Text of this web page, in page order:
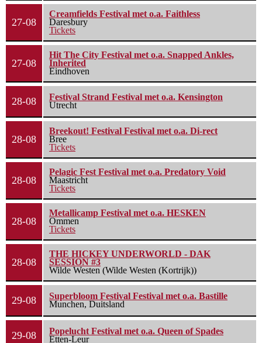
27-08
Creamfields Festival met o.a. Faithless
Daresbury
Tickets
27-08
Hit The City Festival met o.a. Snapped Ankles,
Inherited
Eindhoven
28-08
Festival Strand Festival met o.a. Kensington
Utrecht
28-08
Breekout! Festival Festival met o.a. Di-rect
Bree
Tickets
28-08
Pelagic Fest Festival met o.a. Predatory Void
Maastricht
Tickets
28-08
Metallicamp Festival met o.a. HESKEN
Ommen
Tickets
28-08
THE HICKEY UNDERWORLD - DAK
SESSION #3
Wilde Westen (Wilde Westen (Kortrijk))
29-08
Superbloom Festival Festival met o.a. Bastille
Munchen, Duitsland
29-08
Popelucht Festival met o.a. Queen of Spades
Etten-Leur